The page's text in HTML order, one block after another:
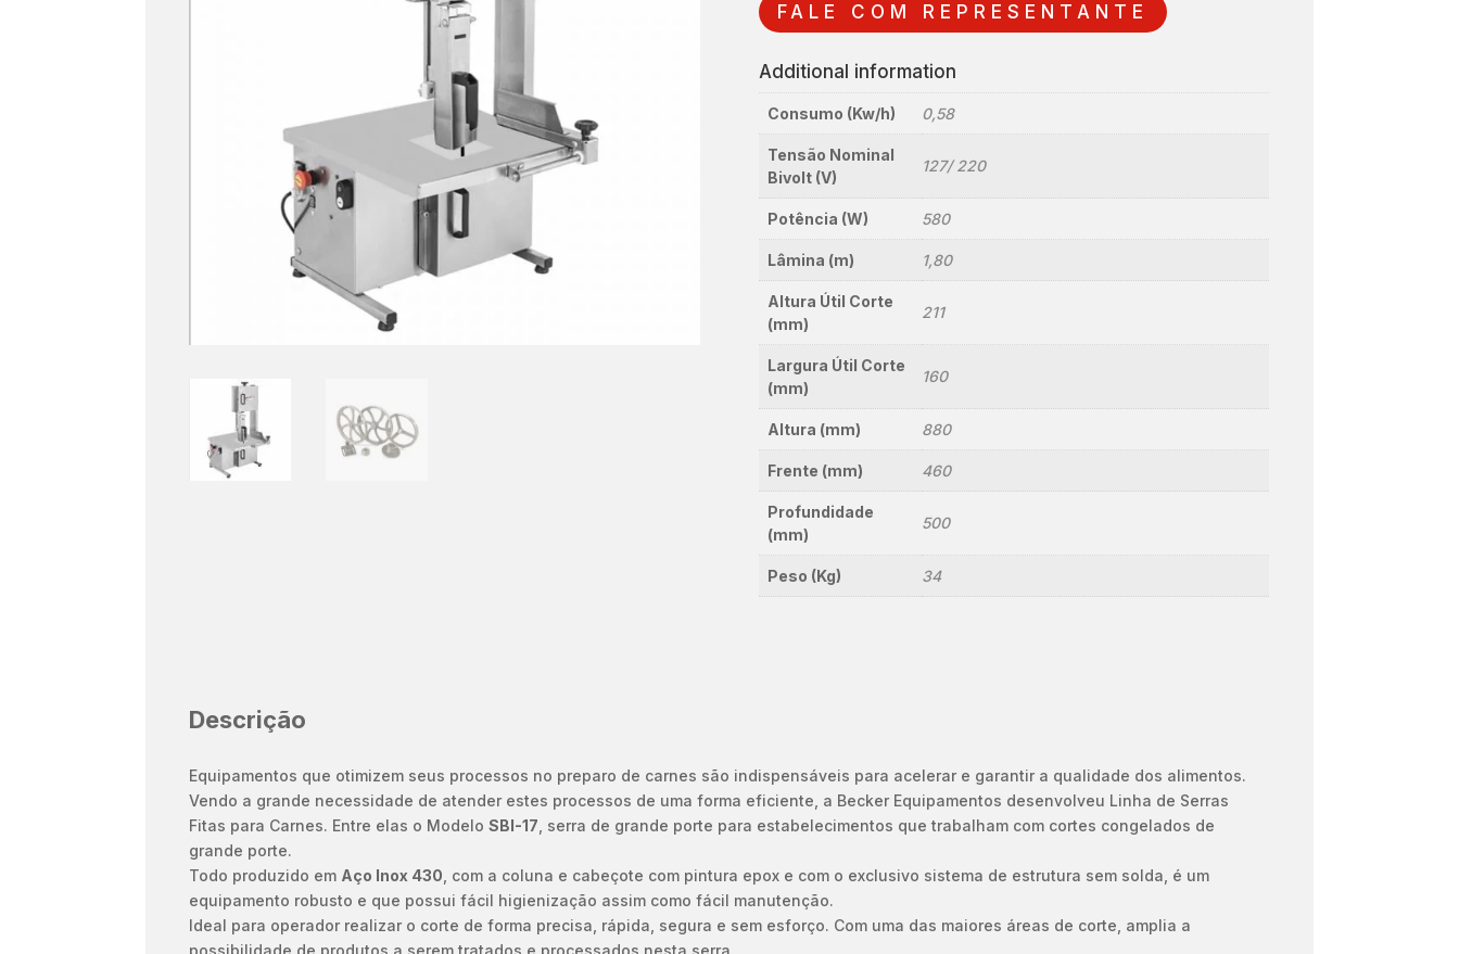
FALE COM REPRESENTANTE
Additional information
Consumo (Kw/h) 0,58
Tensão Nominal
Bivolt (V)
127/ 220
Potência (W) 580
Lâmina (m) 1,80
Altura Útil Corte
(mm)
211
Largura Útil Corte
(mm)
160
Altura (mm) 880
Frente (mm) 460
Profundidade
(mm)
500
Peso (Kg) 34
Descrição
Equipamentos que otimizem seus processos no preparo de carnes são indispensáveis para acelerar e garantir a qualidade dos alimentos.
Vendo a grande necessidade de atender estes processos de uma forma eficiente, a Becker Equipamentos desenvolveu Linha de Serras
Fitas para Carnes. Entre elas o ModeloSBI-17 , serra de grande porte para estabelecimentos que trabalham com cortes congelados de
grande porte.
Todo produzido em Aço Inox 430 , com a coluna e cabeçote com pintura epox e com o exclusivo sistema de estrutura sem solda, é um
equipamento robusto e que possui fácil higienização assim como fácil manutenção.
Ideal para operador realizar o corte de forma precisa, rápida, segura e sem esforço. Com uma das maiores áreas de corte, amplia a
possibilidade de produtos a serem tratados e processados nesta serra.